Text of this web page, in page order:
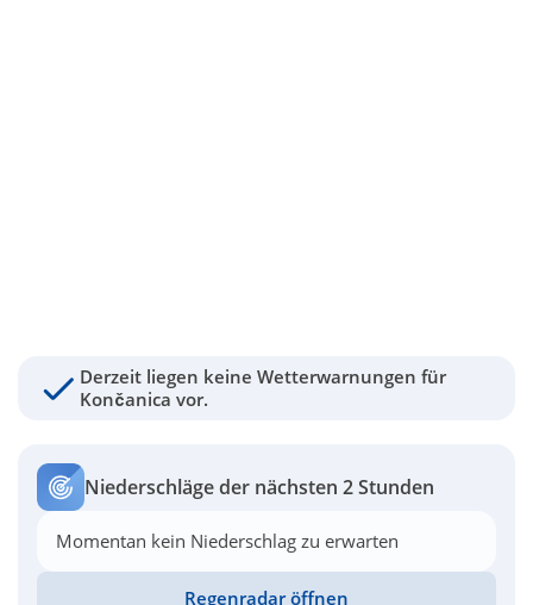
Derzeit liegen keine Wetterwarnungen für
Končanica vor.
Niederschläge der nächsten 2 Stunden
Momentan kein Niederschlag zu erwarten
Regenradar öffnen